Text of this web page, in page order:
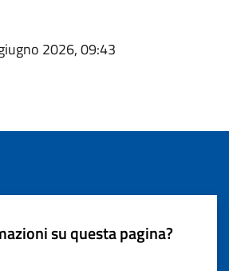
2026, 09:43
su questa pagina?